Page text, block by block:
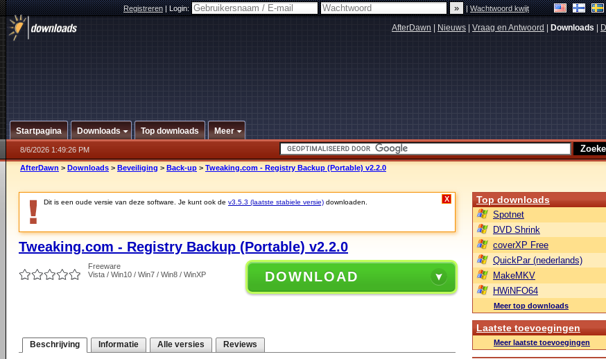
Registreren|Login: |Wachtwoord kwijt
AfterDawn Nieuws Vraag en Antwoord Downloads
Startpagina Downloads Top downloads Meer
8/6/2026 1:49:26 PM
AfterDawn > Downloads > Beveiliging > Back-up > Tweaking.com - Registry Backup (Portable) v2.2.0
Dit is een oude versie van deze software. Je kunt ook de v3.5.3 (laatste stabiele versie) downloaden. X
Tweaking.com - Registry Backup (Portable) v2.2.0
Freeware
Vista / Win10 / Win7 / Win8 / WinXP
DOWNLOAD
Beschrijving Informatie Alle versies Reviews
Top downloads
Spotnet
DVD Shrink
coverXP Free
QuickPar (nederlands)
MakeMKV
HWiNFO64
Meer top downloads
Laatste toevoegingen
Meer laatste toevoegingen